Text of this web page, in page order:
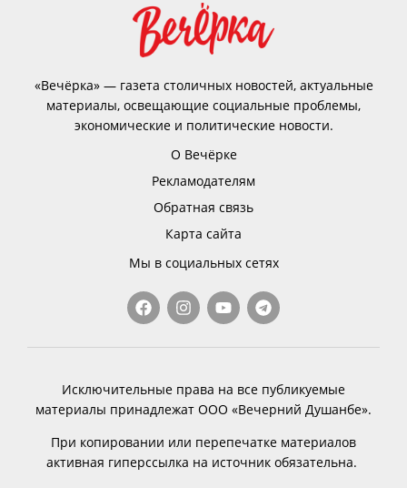
«Вечёрка» — газета столичных новостей, актуальные
материалы, освещающие социальные проблемы,
экономические и политические новости.
О Вечёрке
Рекламодателям
Обратная связь
Карта сайта
Мы в социальных сетях
Исключительные права на все публикуемые
материалы принадлежат ООО «Вечерний Душанбе».
При копировании или перепечатке материалов
активная гиперссылка на источник обязательна.